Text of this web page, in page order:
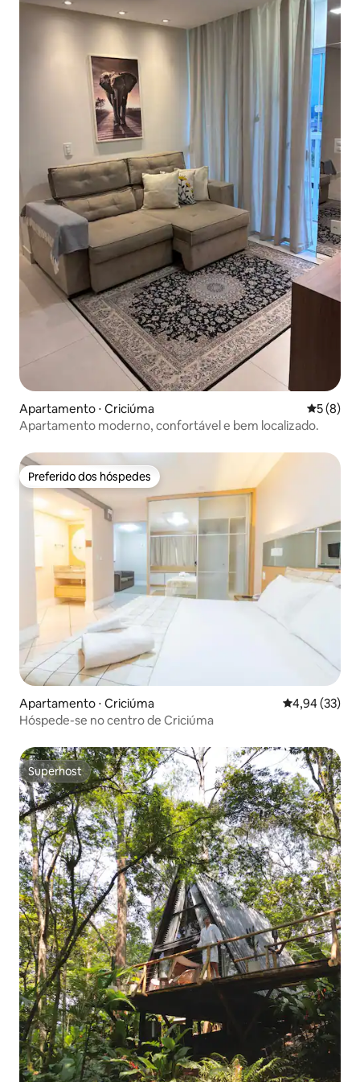
Apartamento ⋅ Criciúma 5 de
5 (8)
Apartamento moderno, confortável e bem localizado.
Preferido dos hóspedes
Preferido dos hóspedes
Apartamento ⋅ Criciúma 4,94 de uma
4,94 (33)
Hóspede-se no centro de Criciúma
Superhost
Superhost